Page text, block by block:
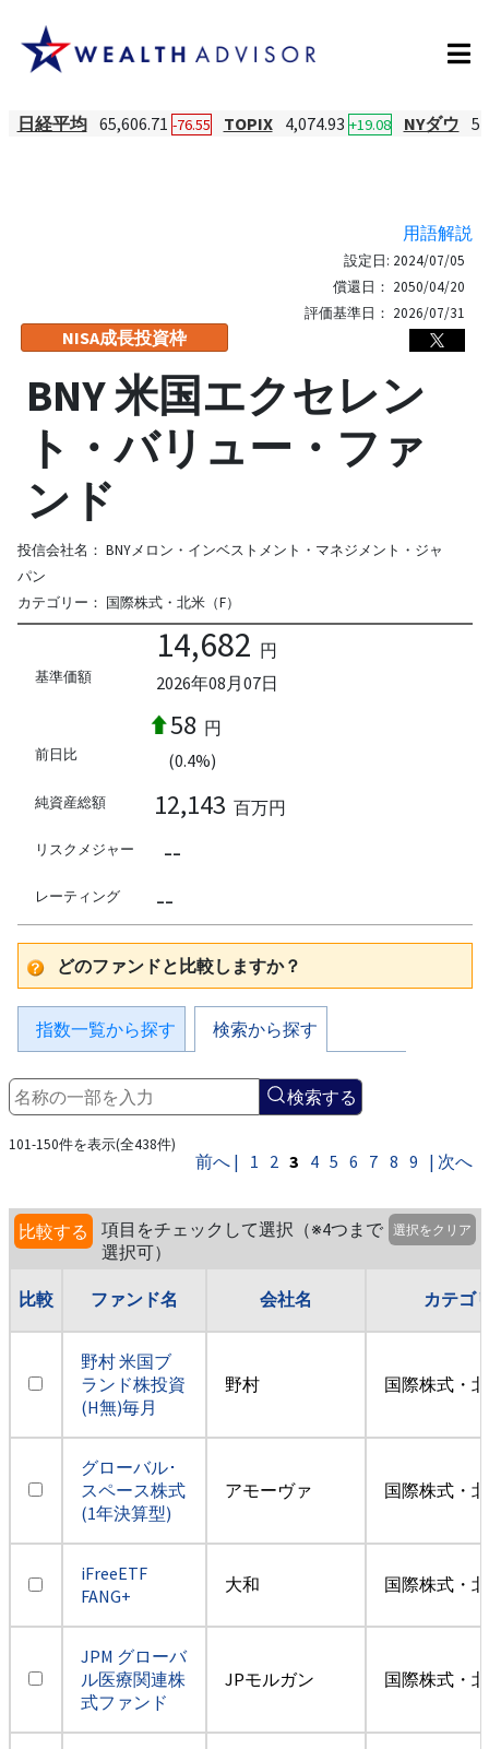
日経平均 65,606.71 -76.55 TOPIX 4,074.93 +19.08 NYダウ
用語解説
NISA成長投資枠
設定日: 2024/07/05
償還日： 2050/04/20
評価基準日： 2026/07/31
BNY 米国エクセレン
ト・バリュー・ファ
ンド
投信会社名： BNYメロン・インベストメント・マネジメント・ジャ
パン
カテゴリー： 国際株式・北米（F）
基準価額
14,682 円
2026年08月07日
前日比
58 円
(0.4%)
純資産総額 12,143 百万円
リスクメジャー --
レーティング --
どのファンドと比較しますか？
指数一覧から探す 検索から探す
検索する
101-150件を表示(全438件)
前へ | 1 2 3 4 5 6 7 8 9 | 次へ
比較する
項目をチェックして選択（※4つまで
選択可）
選択をクリア
比較 ファンド名 会社名 カテゴ
野村 米国ブ
ランド株投資
(H無)毎月
野村 国際株式・
グローバル･
スペース株式
(1年決算型)
アモーヴァ 国際株式・
iFreeETF
FANG+
大和 国際株式・
JPM グローバ
ル医療関連株
式ファンド
JPモルガン 国際株式・